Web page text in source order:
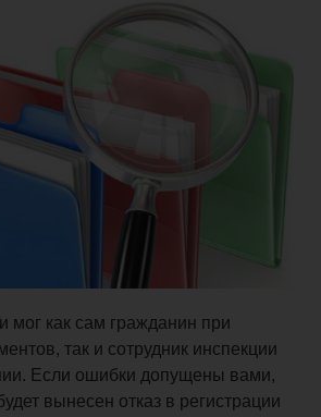
мог как сам гражданин при
так и сотрудник инспекции
Если ошибки допущены вами,
вынесен отказ в регистрации